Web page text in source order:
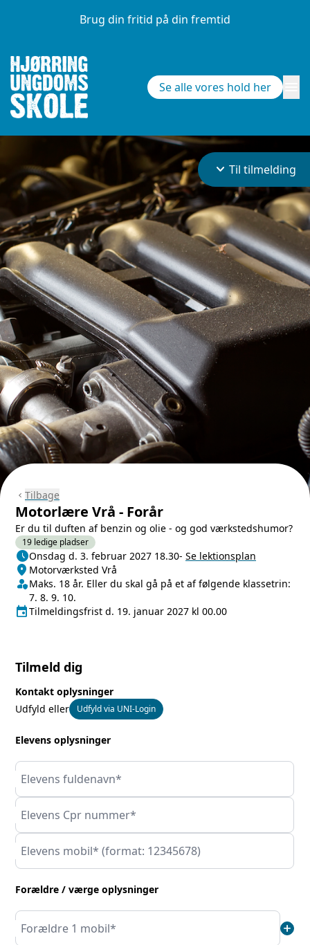
Brug din fritid på din fremtid
Se alle vores hold her
keyboard_arrow_down Til tilmelding
chevron_left Tilbage
Motorlære Vrå - Forår
Er du til duften af benzin og olie - og god værkstedshumor?
19 ledige pladser
Næste lektion
scheduleOnsdag d. 3. februar 2027 18.30- Se lektionsplan
Sted/Adresse
location_on Motorværksted Vrå
Klasse/Aldersbegrænsning
person_shieldMaks. 18 år. Eller du skal gå på et af følgende klassetrin:
7. 8. 9. 10.
Tilmeldingsfrist
eventTilmeldingsfrist d. 19. januar 2027 kl 00.00
Tilmeld dig
Kontakt oplysninger
Udfyld eller
Udfyld via UNI-Login
Elevens oplysninger
Elevens fuldenavn*
Elevens Cpr nummer*
Elevens mobil* (format: 12345678)
Forældre / værge oplysninger
Forældre 1 mobil* add